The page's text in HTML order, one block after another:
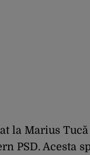
la Marius Tucă
PSD. Acesta